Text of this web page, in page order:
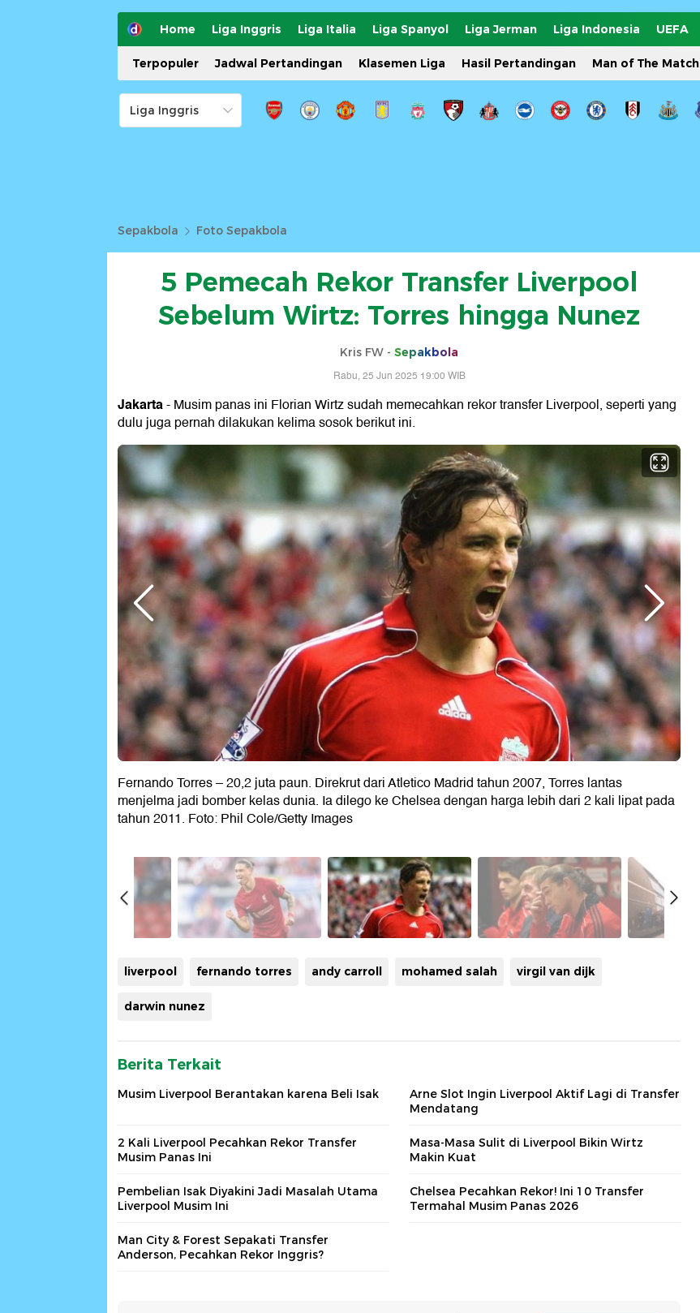
Home Liga Inggris Liga Italia Liga Spanyol Liga Jerman Liga Indonesia UEFA
Terpopuler Jadwal Pertandingan Klasemen Liga Hasil Pertandingan Man of The Match
Sepakbola Foto Sepakbola
5 Pemecah Rekor Transfer Liverpool
Sebelum Wirtz: Torres hingga Nunez
Kris FW - Sepakbola
Rabu, 25 Jun 2025 19:00 WIB
Jakarta- Musim panas ini Florian Wirtz sudah memecahkan rekor transfer Liverpool, seperti yang
dulu juga pernah dilakukan kelima sosok berikut ini.
Fernando Torres – 20,2 juta paun. Direkrut dari Atletico Madrid tahun 2007, Torres lantas
menjelma jadi bomber kelas dunia. Ia dilego ke Chelsea dengan harga lebih dari 2 kali lipat pada
tahun 2011. Foto: Phil Cole/Getty Images
liverpool fernando torres andy carroll mohamed salah virgil van dijk
darwin nunez
Berita Terkait
Musim Liverpool Berantakan karena Beli Isak
Arne Slot Ingin Liverpool Aktif Lagi di Transfer
Mendatang
2 Kali Liverpool Pecahkan Rekor Transfer
Musim Panas Ini
Masa-Masa Sulit di Liverpool Bikin Wirtz
Makin Kuat
Pembelian Isak Diyakini Jadi Masalah Utama
Liverpool Musim Ini
Chelsea Pecahkan Rekor! Ini 10 Transfer
Termahal Musim Panas 2026
Man City & Forest Sepakati Transfer
Anderson, Pecahkan Rekor Inggris?